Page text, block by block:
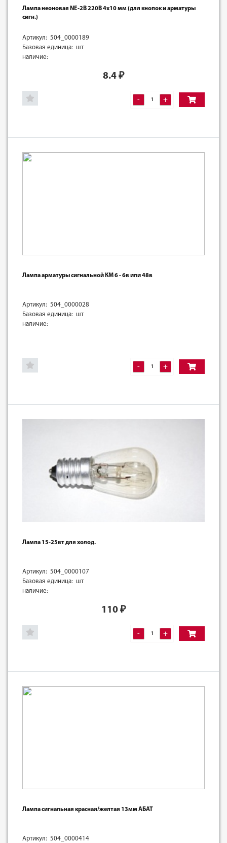
Лампа неоновая NE-2B 220В 4х10 мм (для кнопок и арматуры
сигн.)
Артикул: 504_0000189
Базовая единица: шт
наличие:
8.4 ₽
- +
Лампа арматуры сигнальной КМ 6 - 6в или 48в
Артикул: 504_0000028
Базовая единица: шт
наличие:
- +
Лампа 15-25вт для холод.
Артикул: 504_0000107
Базовая единица: шт
наличие:
110 ₽
- +
Лампа сигнальная красная/желтая 13мм АБАТ
Артикул: 504_0000414